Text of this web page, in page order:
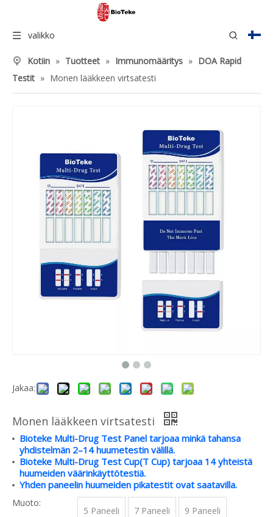
valikko
Kotiin » Tuotteet » Immunomääritys » DOA Rapid
Testit » Monen lääkkeen virtsatesti
Jakaa:
Monen lääkkeen virtsatesti
Bioteke Multi-Drug Test Panel tarjoaa minkä tahansa
yhdistelmän 2–14 huumetestin välillä.
Bioteke Multi-Drug Test Cup(T Cup) tarjoaa 14 yhteistä
huumeiden väärinkäyttötestiä.
Yhden paneelin huumeiden pikatestit ovat saatavilla.
Muoto:
5 Paneeli 7 Paneeli 9 Paneeli